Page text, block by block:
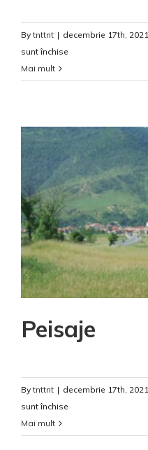
Bytnttnt | decembrie 17th, 2021
sunt închise
Mai mult
Peisaje
Bytnttnt | decembrie 17th, 2021
sunt închise
Mai mult